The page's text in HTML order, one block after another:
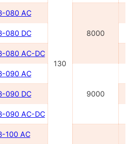
130
080 AC
8000
080 DC
080 AC-DC
090 AC
9000
090 DC
090 AC-DC
100 AC